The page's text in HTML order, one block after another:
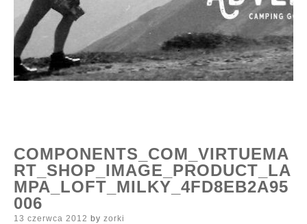
COMPONENTS_COM_VIRTUEMA
RT_SHOP_IMAGE_PRODUCT_LA
MPA_LOFT_MILKY_4FD8EB2A95
006
Posted
13 czerwca 2012 by zorki